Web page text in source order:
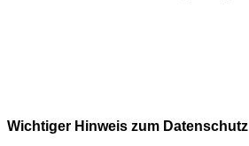
Wichtiger Hinweis zum Datenschutz